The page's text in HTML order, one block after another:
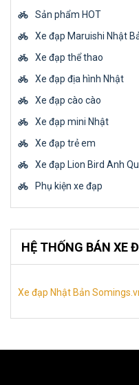
Sản phẩm HOT
Xe đạp Maruishi Nhật
Xe đạp thể thao
Xe đạp địa hình Nhật
Xe đạp cào cào
Xe đạp mini Nhật
Xe đạp trẻ em
Xe đạp Lion Bird Anh
Phụ kiện xe đạp
HỆ THỐNG BÁN XE
Xe đạp Nhật Bản